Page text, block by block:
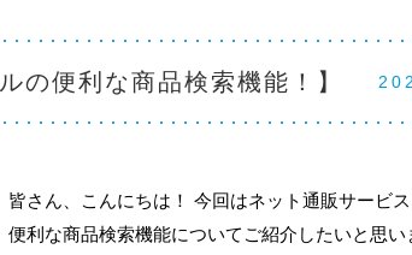
便利な商品検索機能！】
皆さん、こんにちは！ 今回はネット通販サービ
便利な商品検索機能についてご紹介したいと